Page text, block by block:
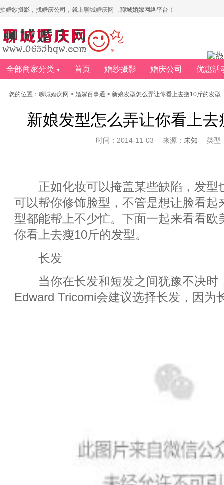
拍婚纱摄影，找婚庆公司，就上聊城婚庆网 , 聊城婚嫁网络平台！
全部商家分类 ▼ 首页 婚纱摄影 婚庆公司 优惠活
您的位置： 聊城婚庆网 > 婚嫁百事通 > 新娘发型怎么弄让你看上去瘦10斤的发型
新娘发型怎么弄让你看上
时间：2014-11-03 来源： 未知 类型
正如化妆可以掩盖某些缺陷，发型
可以帮你修饰脸型，不管是想让脸看起
型都能帮上不少忙。下面一起来看看欧
你看上去瘦10斤的发型。
长发
当你在长发和短发之间犹豫不决时
Edward Tricomi会建议选择长发，因为